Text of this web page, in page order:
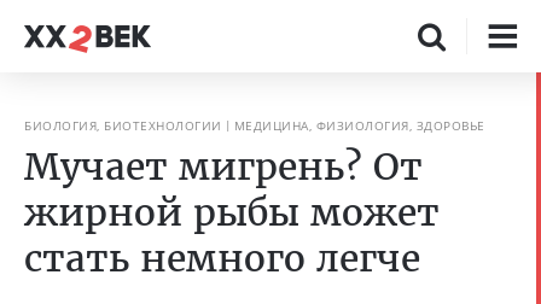
БИОЛОГИЯ, БИОТЕХНОЛОГИИ МЕДИЦИНА, ФИЗИОЛОГИЯ, ЗДОРОВЬЕ
Мучает мигрень? От
жирной рыбы может
стать немного легче